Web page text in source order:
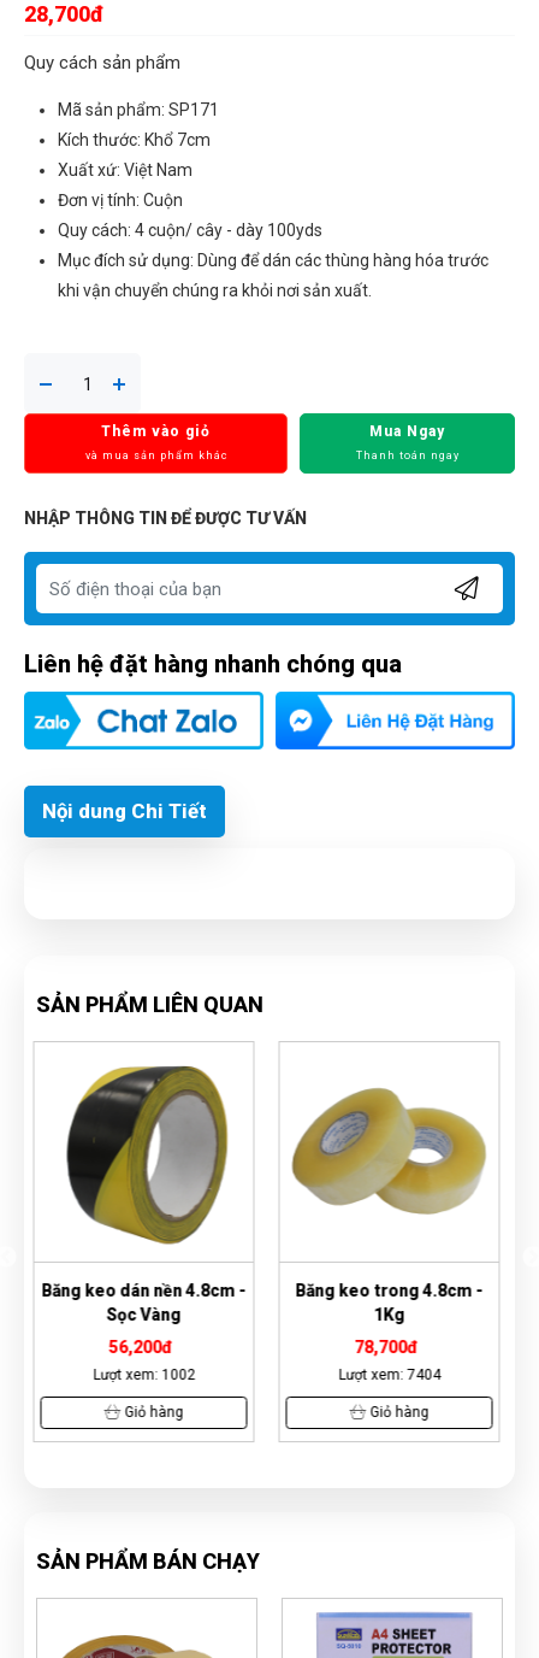
28,700đ
Quy cách sản phẩm
Mã sản phẩm: SP171
Kích thước: Khổ 7cm
Xuất xứ: Việt Nam
Đơn vị tính: Cuộn
Quy cách: 4 cuộn/ cây - dày 100yds
Mục đích sử dụng: Dùng để dán các thùng hàng hóa trước
khi vận chuyển chúng ra khỏi nơi sản xuất.
Thêm vào giỏ
và mua sản phẩm khác
Mua Ngay
Thanh toán ngay
NHẬP THÔNG TIN ĐỂ ĐƯỢC TƯ VẤN
Liên hệ đặt hàng nhanh chóng qua
Nội dung Chi Tiết
SẢN PHẨM LIÊN QUAN
Băng keo trong 4.8cm -
1Kg
78,700đ
Lượt xem: 7404
Giỏ hàng
Băng keo giấy 1.2cm -
18yard
4,000đ
Lượt xem: 6011
Giỏ hàng
SẢN PHẨM BÁN CHẠY